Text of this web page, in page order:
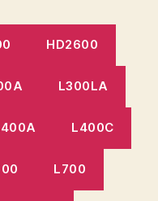
HD2600
L300LA
L400C
L700